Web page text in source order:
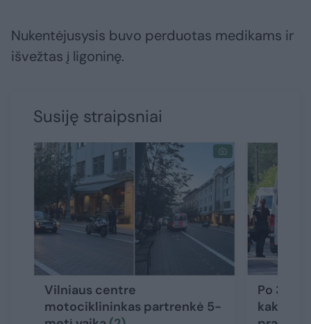
Nukentėjusysis buvo perduotas medikams ir
išvežtas į ligoninę.
Susiję straipsniai
Vilniaus centre
motociklininkas partrenkė 5-
Po 3